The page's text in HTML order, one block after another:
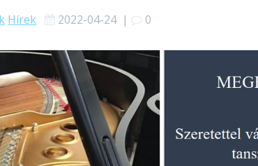
Hírek 2022-04-24| 0